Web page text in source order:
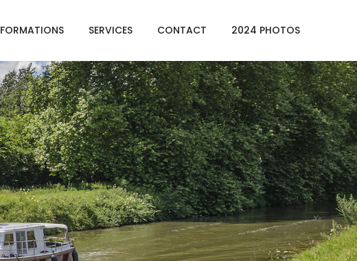
SERVICES CONTACT 2024 PHOTOS